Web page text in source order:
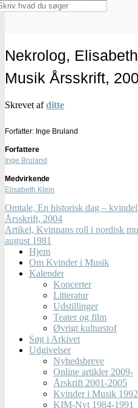
Nekrolog,
Musik Årsskrift,
Skrevet afditte
Forfatter: Inge Bruland
Forfattere
Inge Bruland
Medvirkende
Elisabeth Klein
Omtale, En historisk dag –
Årsskrift, 2004
Artikel, Kvinnans roll i nordisk
august 1981
Hjem
Om Kvinder i Musik
Kalender
Koncerter
Litteratur
Udstillinger
Teater og film
Øvrigt kulturstof
Søg i Arkivet
Udgivelser
Nyhedsbreve
Online artikler 2009-
Årskrift 2001-2005
Kvinder i Musik
KIM-Nyt 1984-1991